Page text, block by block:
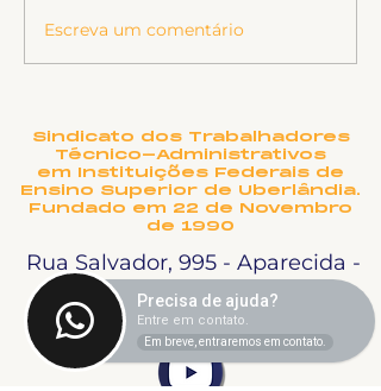
Ligeirinho 541 | Julho
Escreva um comentário
Sindicato dos Trabalhadores
Técnico-Administrativos
em Instituições Federais de
Ensino Superior de Uberlândia.
Fundado em 22 de Novembro
de 1990
Rua Salvador, 995 - Aparecida -
Uberlândia, MG
Precisa de ajuda?
Entre em contato.
Em breve, entraremos em contato.